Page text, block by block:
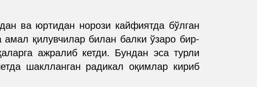
ва юртидан норози кайфиятда бўлган
қилувчилар билан балки ўзаро бир-
ажралиб кетди. Бундан эса турли
шаклланган радикал оқимлар кириб